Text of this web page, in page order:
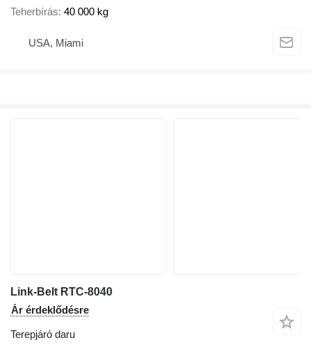
Teherbírás 40 000 kg
USA, Miami
Link-Belt RTC-8040
Ár érdeklődésre
Terepjáró daru